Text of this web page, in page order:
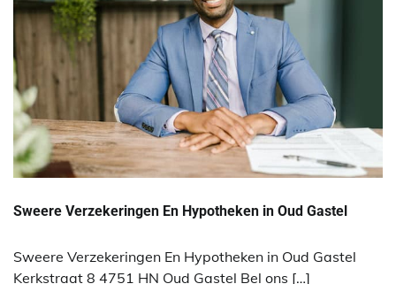
Sweere Verzekeringen En Hypotheken in Oud Gastel
Sweere Verzekeringen En Hypotheken in Oud Gastel
Kerkstraat 8 4751 HN Oud Gastel Bel ons […]